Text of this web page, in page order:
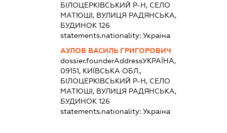
БІЛОЦЕРКІВСЬКИЙ Р-Н, СЕЛО
МАТЮШІ, ВУЛИЦЯ РАДЯНСЬКА,
БУДИНОК 126
statements.nationality:Україна
АУЛОВ ВАСИЛЬ ГРИГОРОВИЧ
dossier.founderAddressУКРАЇНА,
09151, КИЇВСЬКА ОБЛ.,
БІЛОЦЕРКІВСЬКИЙ Р-Н, СЕЛО
МАТЮШІ, ВУЛИЦЯ РАДЯНСЬКА,
БУДИНОК 126
statements.nationality:Україна